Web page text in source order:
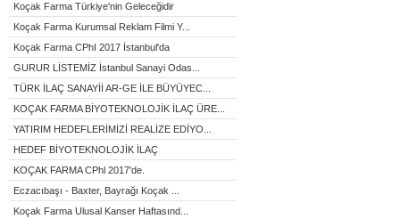
Koçak Farma Türkiye'nin Geleceğidir
Koçak Farma Kurumsal Reklam Filmi Y...
Koçak Farma CPhI 2017 İstanbul'da
GURUR LİSTEMİZ İstanbul Sanayi Odas...
TÜRK İLAÇ SANAYİİ AR-GE İLE BÜYÜYEC...
KOÇAK FARMA BİYOTEKNOLOJİK İLAÇ ÜRE...
YATIRIM HEDEFLERİMİZİ REALİZE EDİYO...
HEDEF BİYOTEKNOLOJİK İLAÇ
KOÇAK FARMA CPhl 2017'de.
Eczacıbaşı - Baxter, Bayrağı Koçak ...
Koçak Farma Ulusal Kanser Haftasınd...